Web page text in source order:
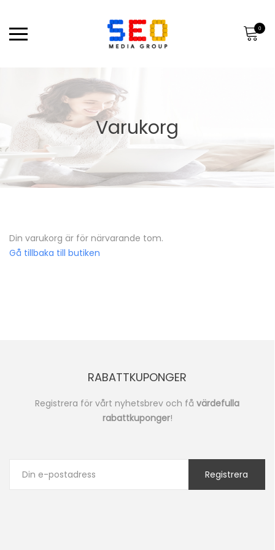
0
Varukorg
Din varukorg är för närvarande tom.
Gå tillbaka till butiken
RABATTKUPONGER
Registrera för vårt nyhetsbrev och få värdefulla
rabattkuponger!